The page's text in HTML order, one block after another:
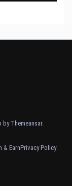
by Themeansar.
& EarnPrivacy Policy